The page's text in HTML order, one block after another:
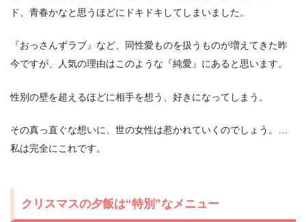
ド、青春かなと思うほどにドキドキしてしまいました。
『おっさんずラブ』など、同性愛ものを扱うものが増えてきた昨
今ですが、人気の理由はこのような『純愛』にあると思います。
性別の壁を超えるほどに相手を想う、好きになってしまう。
その真っ直ぐな想いに、世の女性は惹かれていくのでしょう。…
私は完全にこれです。
クリスマスの夕飯は“特別”なメニュー